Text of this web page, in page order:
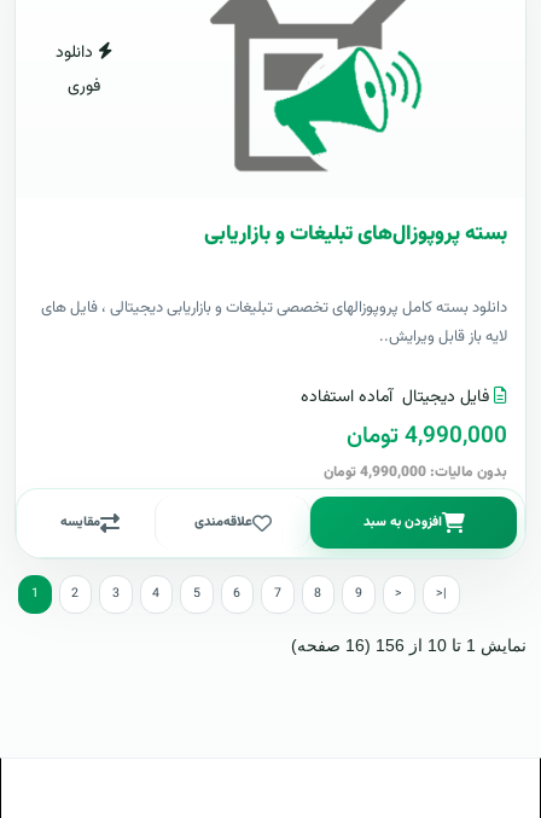
دانلود
فوری
بسته پروپوزال‌های تبلیغات و بازاریابی
دانلود بسته کامل پروپوزالهای تخصصی تبلیغات و بازاریابی دیجیتالی ، فایل های
لایه باز قابل ویرایش..
فایل دیجیتال آماده استفاده
4,990,000 تومان
بدون مالیات: 4,990,000 تومان
افزودن به سبد علاقه‌مندی مقایسه
1 2 3 4 5 6 7 8 9 > >|
نمایش 1 تا 10 از 156 (16 صفحه)